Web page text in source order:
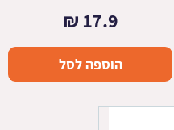
17.9
₪
הוספה לסל